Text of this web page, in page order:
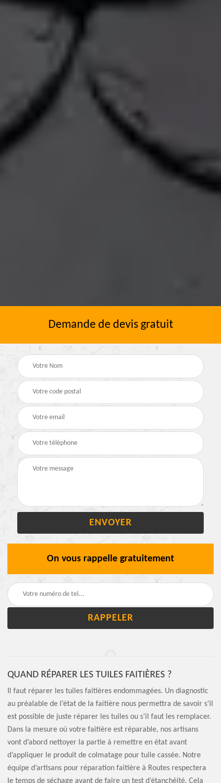
Demande de devis gratuit
On vous rappelle gratuitement
QUAND RÉPARER LES TUILES FAITIÈRES ?
Il faut réparer les tuiles faitières endommagées. Un diagnostic
au préalable de l’état de la faitière nous permettra de savoir s’il
est possible de juste réparer les tuiles ou s’il faut les remplacer.
Dans la mesure où votre faitière est réparable, nos artisans
vont d’abord nettoyer la partie à remettre en état avant
d’appliquer le produit de colmatage pour tuile cassée. Notre
équipe d’artisans pour réparation faitière à Routes respectera
le temps de séchage avant de faire un test d’étanchéité. Cela